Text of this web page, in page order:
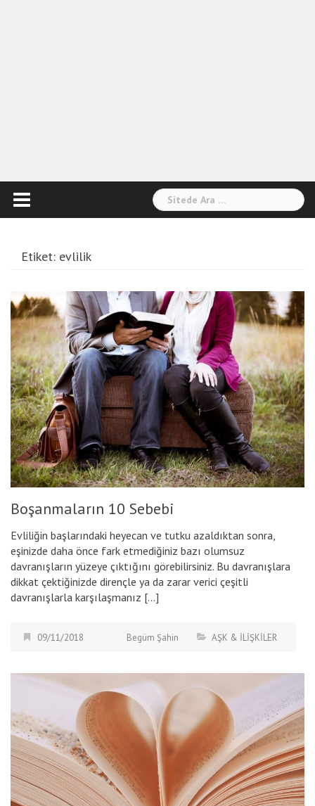
Arama:
Etiket: evlilik
Boşanmaların 10 Sebebi
Evliliğin başlarındaki heyecan ve tutku azaldıktan sonra,
eşinizde daha önce fark etmediğiniz bazı olumsuz
davranışların yüzeye çıktığını görebilirsiniz. Bu davranışlara
dikkat çektiğinizde dirençle ya da zarar verici çeşitli
davranışlarla karşılaşmanız […]
09/11/2018 Begüm Şahin AŞK & İLİŞKİLER